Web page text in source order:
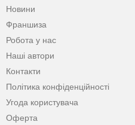
Новини
Франшиза
Робота у нас
Наші автори
Контакти
Політика конфіденційності
Угода користувача
Оферта